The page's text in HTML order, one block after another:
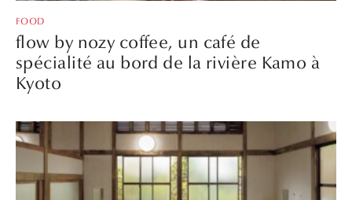
FOOD
flow by nozy coffee, un café de
spécialité au bord de la rivière Kamo à
Kyoto